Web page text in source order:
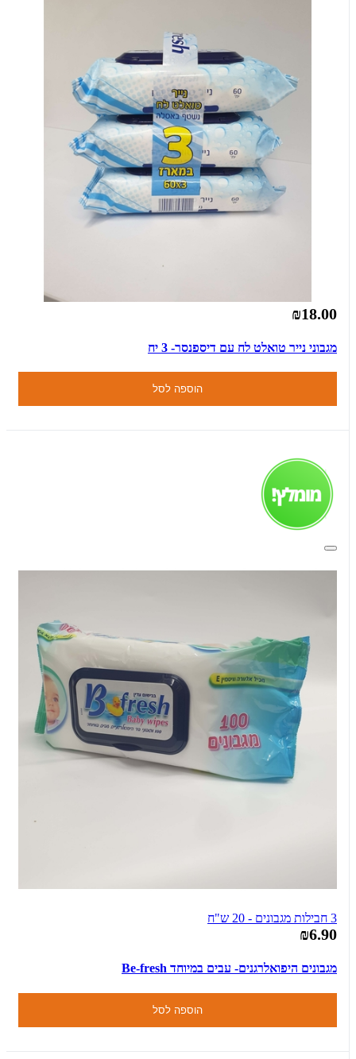
₪18.00
מגבוני נייר טואלט לח עם דיספנסר- 3 יח
הוספה לסל
3 חבילות מגבונים - 20 ש"ח
₪6.90
מגבונים היפואלרגנים- עבים במיוחד Be-fresh
הוספה לסל